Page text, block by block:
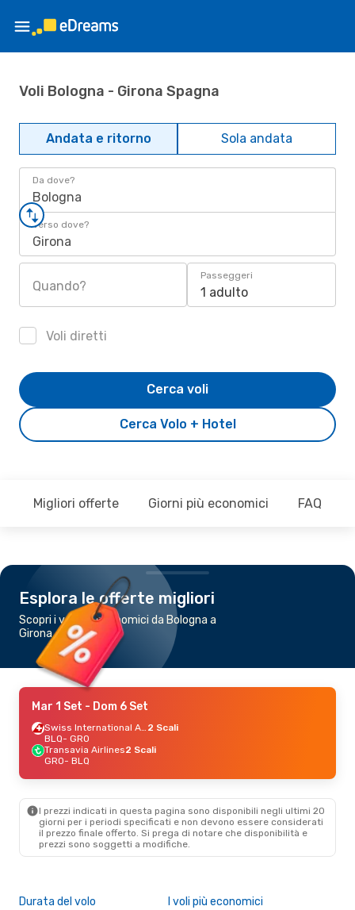
Voli Bologna - Girona Spagna
Andata e ritorno Sola andata
Da dove?
Bologna
Verso dove?
Girona
Quando?
Passeggeri
1 adulto
Voli diretti
Cerca Volo + Hotel
Cerca voli
Migliori offerte Giorni più economici FAQ
Esplora le offerte migliori
Scopri i voli più economici da Bologna a
Girona
Mar 1 Set - Dom 6 Set
Swiss International Air Lines 2 Scali
BLQ- GRO
Transavia Airlines2 Scali
GRO- BLQ
I prezzi indicati in questa pagina sono disponibili negli ultimi 20
giorni per i periodi specificati e non devono essere considerati
il ​​prezzo finale offerto. Si prega di notare che disponibilità e
prezzi sono soggetti a modifiche.
Durata del volo I voli più economici